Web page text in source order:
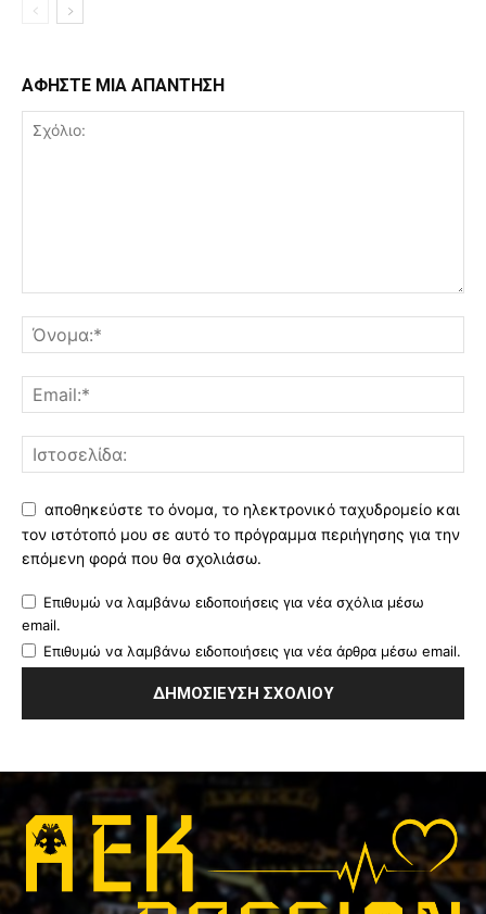
ΑΦΗΣΤΕ ΜΙΑ ΑΠΑΝΤΗΣΗ
αποθηκεύστε το όνομα, το ηλεκτρονικό ταχυδρομείο και
τον ιστότοπό μου σε αυτό το πρόγραμμα περιήγησης για την
επόμενη φορά που θα σχολιάσω.
Επιθυμώ να λαμβάνω ειδοποιήσεις για νέα σχόλια μέσω
email.
Επιθυμώ να λαμβάνω ειδοποιήσεις για νέα άρθρα μέσω email.